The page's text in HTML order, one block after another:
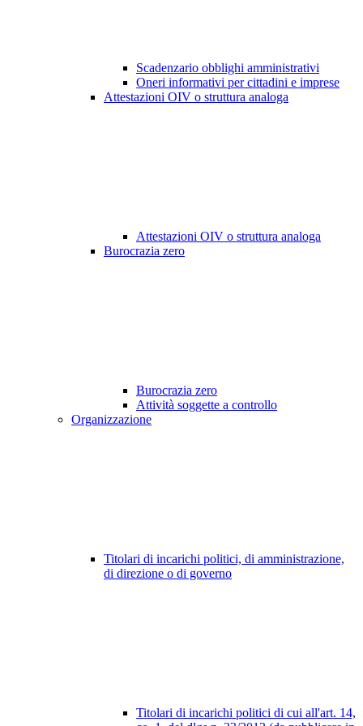
Scadenzario obblighi amministrativi
Oneri informativi per cittadini e imprese
Attestazioni OIV o struttura analoga
Attestazioni OIV o struttura analoga
Burocrazia zero
Burocrazia zero
Attività soggette a controllo
Organizzazione
Titolari di incarichi politici, di amministrazione,
di direzione o di governo
Titolari di incarichi politici di cui all'art. 14,